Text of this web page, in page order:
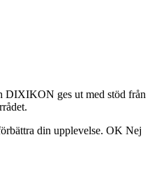
ges ut med stöd från
din upplevelse. OK Nej